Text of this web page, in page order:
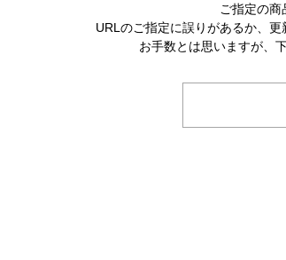
ご指定の商
URLのご指定に誤りがあるか、更
お手数とは思いますが、